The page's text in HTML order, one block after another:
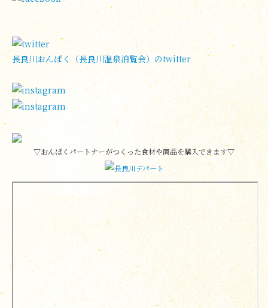
長良川おんぱく（長良川温泉泊覧会）のtwitter
▽おんぱくパートナーがつくった食材や商品を購入できます▽